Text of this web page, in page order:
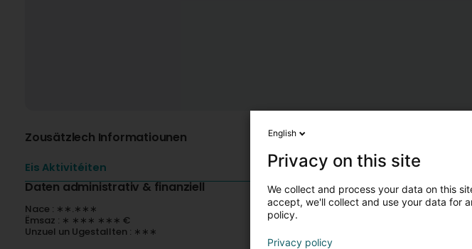
Zousätzlech Informatiounen
Eis Aktivitéiten
Daten administrativ & finanziell
Nace : ∗∗.∗∗∗
Ëmsaz : ∗ ∗∗∗ ∗∗∗ €
Unzuel un Ugestallten : ∗∗∗
English
Privacy on this site
We collect and process your data on this
accept, we'll collect and use your data for
policy.
Privacy policy